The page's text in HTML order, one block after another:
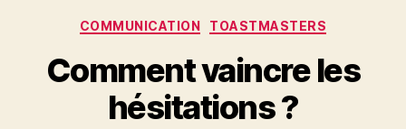
COMMUNICATION TOASTMASTERS
Comment vaincre les
hésitations ?